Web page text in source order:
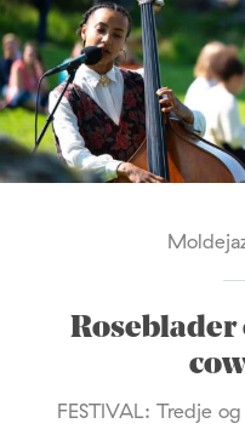
Roseblader
FESTIVAL: Tredje